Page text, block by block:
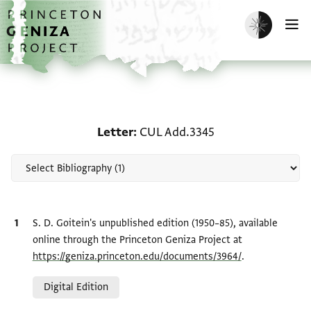
Skip to main content
home
Enable dark
Letter CUL Add.3345
Bibliographic citation
S. D. Goitein's unpublished edition (1950–85), available
online through the Princeton Geniza Project at
https://geniza.princeton.edu/documents/3964/.
Digital Edition